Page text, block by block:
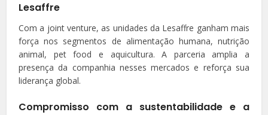
Lesaffre
Com a joint venture, as unidades da Lesaffre ganham mais
força nos segmentos de alimentação humana, nutrição
animal, pet food e aquicultura. A parceria amplia a
presença da companhia nesses mercados e reforça sua
liderança global.
Compromisso com a sustentabilidade e a